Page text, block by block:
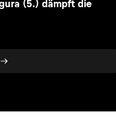
(5.) dämpft die